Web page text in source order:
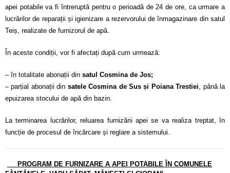
apei potabile va fi întreruptă pentru o perioadă de 24 de ore, ca urmare a
lucrărilor de reparații și igienizare a rezervorului de înmagazinare din satul
Teiș, realizate de furnizorul de apă.
În aceste condiții, vor fi afectați după cum urmează:
– în totalitate abonații din satul Cosmina de Jos;
– parțial abonații din satele Cosmina de Sus și Poiana Trestiei, până la
epuizarea stocului de apă din bazin.
La terminarea lucrărilor, reluarea furnizării apei se va realiza treptat, în
funcție de procesul de încărcare și reglare a sistemului.
PROGRAM DE FURNIZARE A APEI POTABILE ÎN COMUNELE